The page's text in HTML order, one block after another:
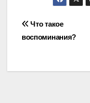
Post
Что такое
воспоминания?